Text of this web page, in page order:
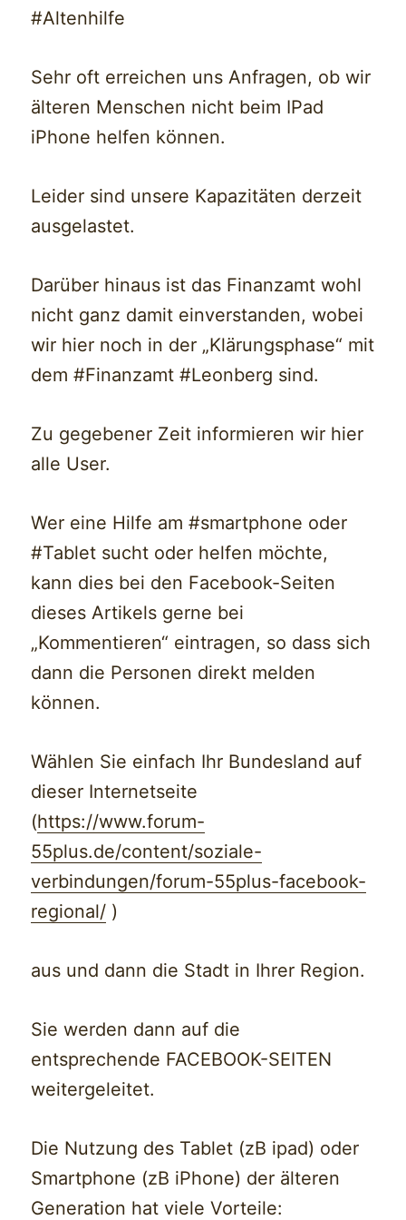
#Altenhilfe
Sehr oft erreichen uns Anfragen, ob wir
älteren Menschen nicht beim IPad
iPhone helfen können.
Leider sind unsere Kapazitäten derzeit
ausgelastet.
Darüber hinaus ist das Finanzamt wohl
nicht ganz damit einverstanden, wobei
wir hier noch in der „Klärungsphase“ mit
dem #Finanzamt #Leonberg sind.
Zu gegebener Zeit informieren wir hier
alle User.
Wer eine Hilfe am #smartphone oder
#Tablet sucht oder helfen möchte,
kann dies bei den Facebook-Seiten
dieses Artikels gerne bei
„Kommentieren“ eintragen, so dass sich
dann die Personen direkt melden
können.
Wählen Sie einfach Ihr Bundesland auf
dieser Internetseite
(https://www.forum-
55plus.de/content/soziale-
verbindungen/forum-55plus-facebook-
regional/ )
aus und dann die Stadt in Ihrer Region.
Sie werden dann auf die
entsprechende FACEBOOK-SEITEN
weitergeleitet.
Die Nutzung des Tablet (zB ipad) oder
Smartphone (zB iPhone) der älteren
Generation hat viele Vorteile: